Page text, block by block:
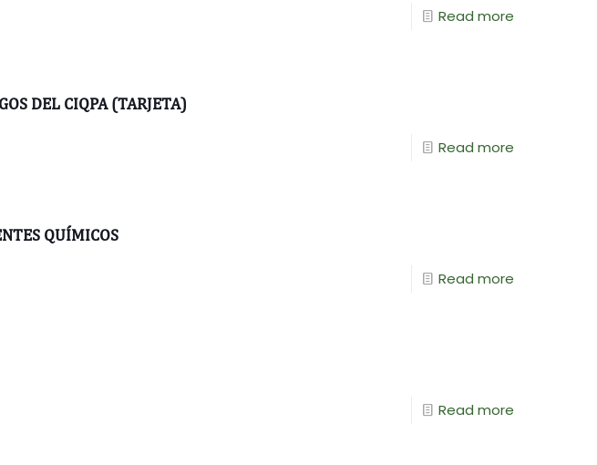
Read more
DEL CIQPA (TARJETA)
Read more
QUÍMICOS
Read more
Read more